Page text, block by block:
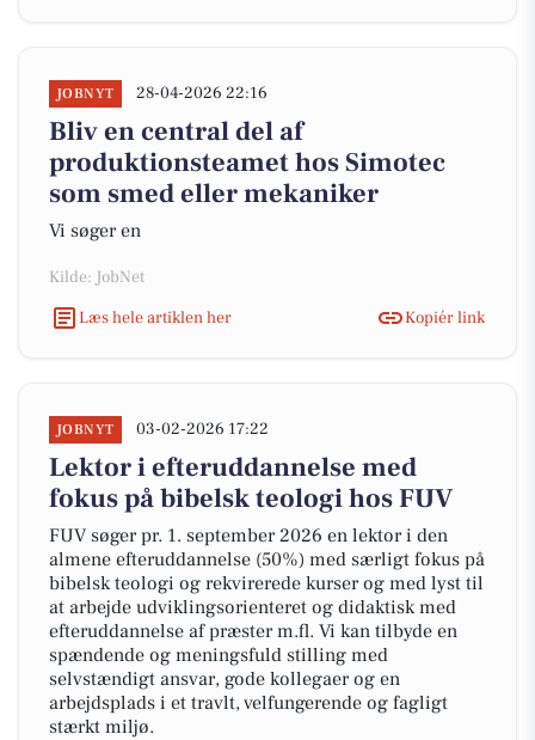
JOBNYT 28-04-2026 22:16
Bliv en central del af
produktionsteamet hos Simotec
som smed eller mekaniker
Vi søger en
Kilde: JobNet
Læs hele artiklen her
Kopiér link
JOBNYT 03-02-2026 17:22
Lektor i efteruddannelse med
fokus på bibelsk teologi hos FUV
FUV søger pr. 1. september 2026 en lektor i den
almene efteruddannelse (50%) med særligt fokus på
bibelsk teologi og rekvirerede kurser og med lyst til
at arbejde udviklingsorienteret og didaktisk med
efteruddannelse af præster m.fl. Vi kan tilbyde en
spændende og meningsfuld stilling med
selvstændigt ansvar, gode kollegaer og en
arbejdsplads i et travlt, velfungerende og fagligt
stærkt miljø.